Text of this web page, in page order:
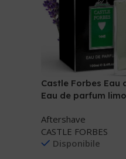
Castle Forbes Eau
Eau de parfum
Aftershave
CASTLE FORBES
Disponibile